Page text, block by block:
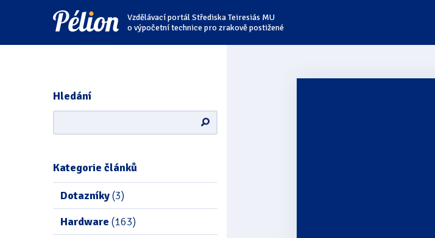
Přejít
na
štítky
Přejít
na
kategorie
Přejít
na
obsah
Vzdělávací portál Střediska Teiresiás MU
o výpočetní technice pro zrakově postižené
Hledání
Kategorie článků
Dotazníky(3)
Hardware (163)